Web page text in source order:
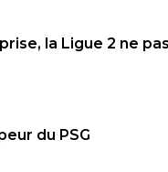
la Ligue 2 ne
du PSG